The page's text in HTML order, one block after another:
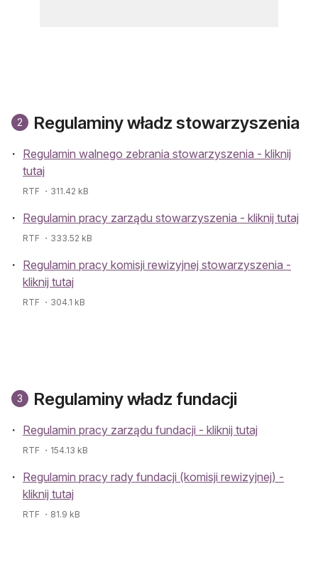
2 Regulaminy władz stowarzyszenia
Regulamin walnego zebrania stowarzyszenia - kliknij
tutaj
RTF ・311.42 kB
Regulamin pracy zarządu stowarzyszenia - kliknij tutaj
RTF ・333.52 kB
Regulamin pracy komisji rewizyjnej stowarzyszenia -
kliknij tutaj
RTF ・304.1 kB
3 Regulaminy władz fundacji
Regulamin pracy zarządu fundacji - kliknij tutaj
RTF ・154.13 kB
Regulamin pracy rady fundacji (komisji rewizyjnej) -
kliknij tutaj
RTF ・81.9 kB